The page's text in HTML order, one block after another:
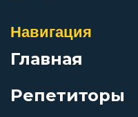
Поцелуй и укус
Приснилось мне
Просмотров: 15195 чел.
Навигация
Главная
Репетиторы